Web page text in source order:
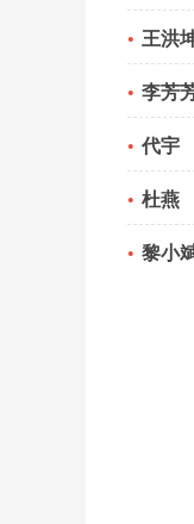
王洪
李芳
代宇
杜燕
黎小